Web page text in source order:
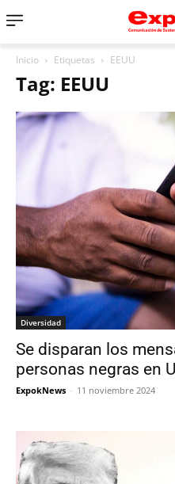
Inicio Etiquetas EEUU
Tag: EEUU
Diversidad
Se disparan los
personas negras en
ExpokNews - 11 noviembre 2024